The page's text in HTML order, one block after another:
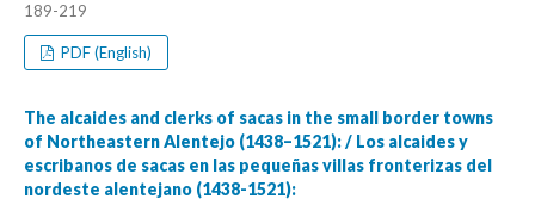
189-219
PDF (English)
The alcaides and clerks of sacas in the small border towns
of Northeastern Alentejo (1438–1521): / Los alcaides y
escribanos de sacas en las pequeñas villas fronterizas del
nordeste alentejano (1438-1521):